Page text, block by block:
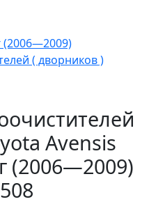
(2006—2009)
( дворников )
Avensis
(2006—2009)